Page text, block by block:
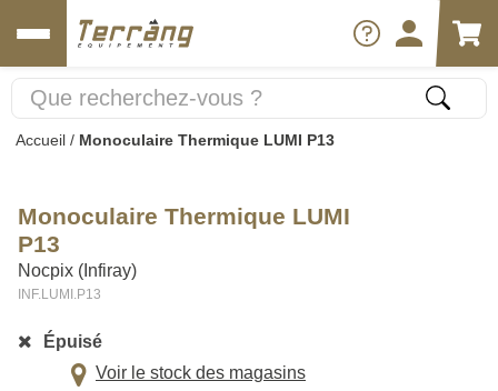
Accueil / Monoculaire Thermique LUMI P13
Monoculaire Thermique LUMI
P13
Nocpix (Infiray)
INF.LUMI.P13
Épuisé
Voir le stock des magasins